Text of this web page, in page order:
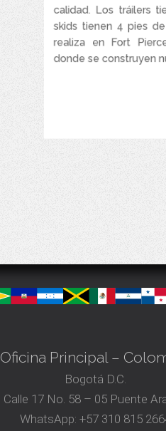
calidad. Los tráilers
skids tienen 4 pies
realiza en Fort
donde se construyen
Tráilers con
Tow Pro
Oficina Principal –
Bogotá D.C.
Calle 17 No. 58 – 05 Puente
WhatsApp: +57 310 815